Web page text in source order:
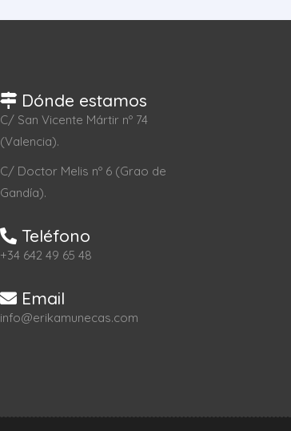
Dónde estamos
C/ San Vicente Mártir nº 74
(Valencia).
C/ Doctor Melis nº 6 (Grao de
Gandía).
Teléfono
+34 642 49 65 48
Email
info@erikamunecas.com